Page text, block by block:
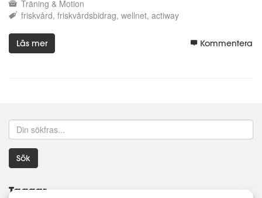
Träning & Motion
friskvård friskvårdsbidrag wellnet actiway
Läs mer Kommentera
Sök
Taggar